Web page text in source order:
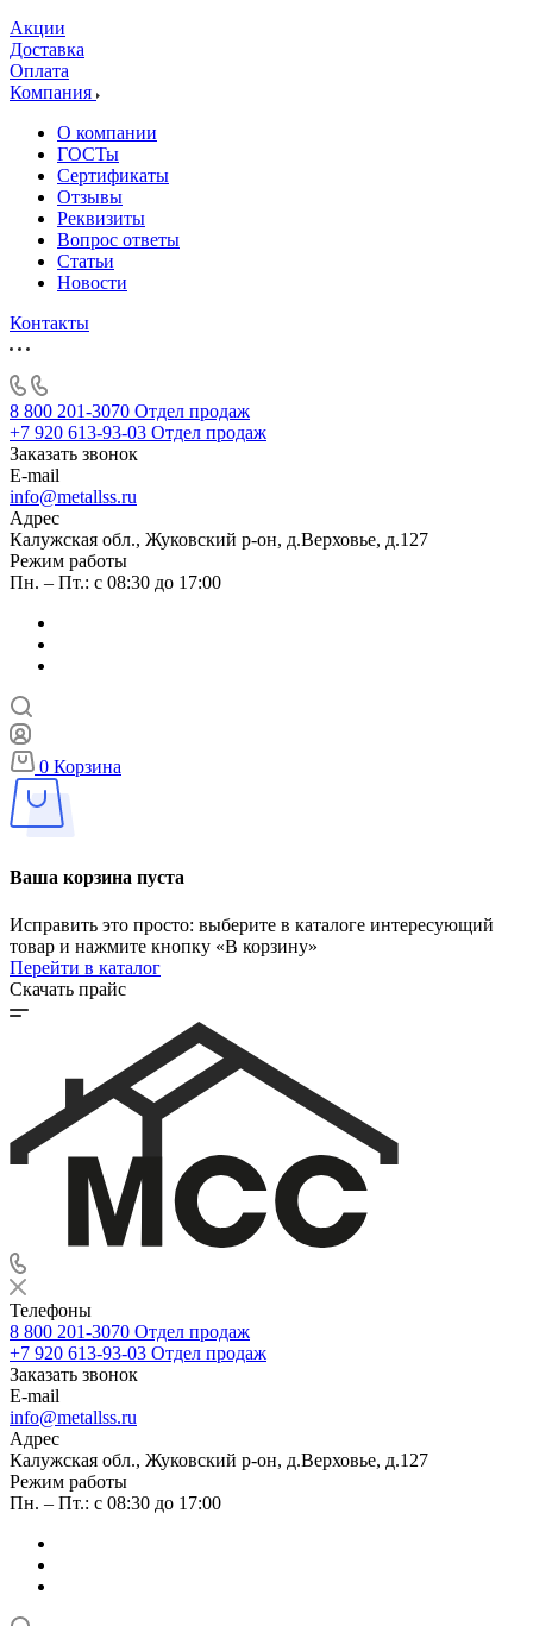
Акции
Доставка
Оплата
Компания
О компании
ГОСТы
Сертификаты
Отзывы
Реквизиты
Вопрос ответы
Статьи
Новости
Контакты
8 800 201-3070 Отдел продаж
+7 920 613-93-03 Отдел продаж
Заказать звонок
E-mail
info@metallss.ru
Адрес
Калужская обл., Жуковский р-он, д.Верховье, д.127
Режим работы
Пн. – Пт.: с 08:30 до 17:00
0 Корзина
Ваша корзина пуста
Исправить это просто: выберите в каталоге интересующий
товар и нажмите кнопку «В корзину»
Перейти в каталог
Скачать прайс
Телефоны
8 800 201-3070 Отдел продаж
+7 920 613-93-03 Отдел продаж
Заказать звонок
E-mail
info@metallss.ru
Адрес
Калужская обл., Жуковский р-он, д.Верховье, д.127
Режим работы
Пн. – Пт.: с 08:30 до 17:00